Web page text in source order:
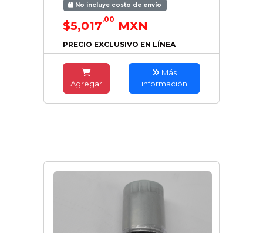
No incluye costo de envío
$5,017.00 MXN
PRECIO EXCLUSIVO EN LÍNEA
Agregar
Más
información